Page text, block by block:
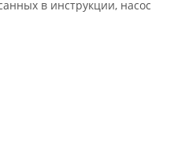
в инструкции, насос